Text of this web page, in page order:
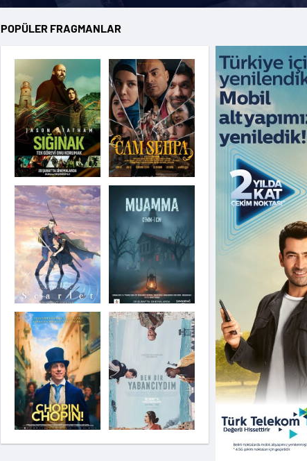
D.I.S.C.O.
Cam Sehpa
Scarlet
Muamma: Cenin-i Cin
Zootropolis 2
POPÜLER FRAGMANLAR